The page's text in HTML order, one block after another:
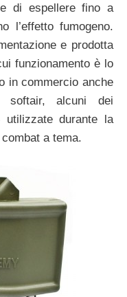
di espellere fino a
l’effetto fumogeno.
e prodotta
funzionamento è lo
in commercio anche
alcuni dei
utilizzate durante la
a tema.